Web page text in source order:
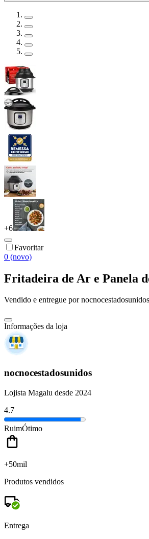
+6
Favoritar
0 (novo)
Fritadeira de Ar e Panela
Vendido e entregue por nocnocestadosunidos
Informações da loja
nocnocestadosunidos
Lojista Magalu desde 2024
4.7
RuimÓtimo
+50mil
Produtos vendidos
Entrega